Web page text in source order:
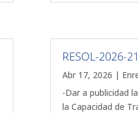
RESOL-2026-
Abr 17, 2026 |
-Dar a publicidad
la Capacidad de